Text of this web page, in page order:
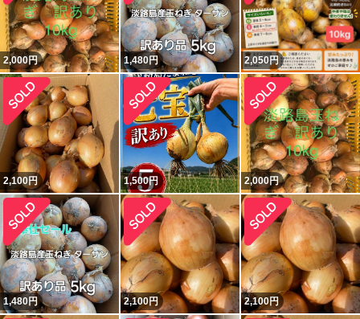
2,000円 1,480円 2,050円
2,100円 1,500円 2,000円
1,480円 2,100円 2,100円